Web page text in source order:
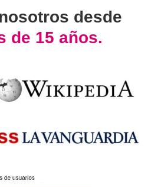
desde
de 15 años.